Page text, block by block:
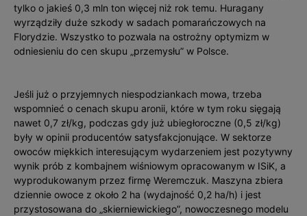
tylko o jakieś 0,3 mln ton więcej niż rok temu. Huragany
wyrządziły duże szkody w sadach pomarańczowych na
Florydzie. Wszystko to pozwala na ostrożny optymizm w
odniesieniu do cen skupu „przemysłu” w Polsce.
Jeśli już o przyjemnych niespodziankach mowa, trzeba
wspomnieć o cenach skupu aronii, które w tym roku sięgają
nawet 0,7 zł/kg, podczas gdy już ubiegłoroczne (0,5 zł/kg)
były w opinii producentów satysfakcjonujące. W sektorze
owoców miękkich interesującym wydarzeniem jest pozytywny
wynik prób z kombajnem wiśniowym opracowanym w ISiK, a
wyprodukowanym przez firmę Weremczuk. Maszyna zbiera
dziennie owoce z około 2 ha (wydajność 0,2 ha/h) i jest
przystosowana do „skierniewickiego”, nowoczesnego modelu